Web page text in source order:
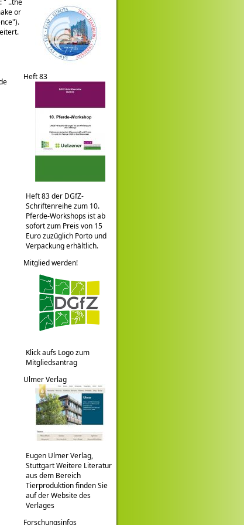
or
Heft 83
Heft 83 der DGfZ-
Schriftenreihe zum 10.
Pferde-Workshops ist ab
sofort zum Preis von 15
Euro zuzüglich Porto und
Verpackung erhältlich.
Mitglied werden!
Klick aufs Logo zum
Mitgliedsantrag
Ulmer Verlag
Eugen Ulmer Verlag,
Stuttgart Weitere Literatur
aus dem Bereich
Tierproduktion finden Sie
auf der Website des
Verlages
Forschungsinfos